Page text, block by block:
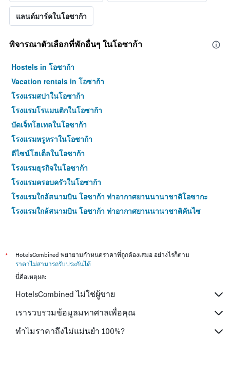
แลนด์มาร์คในโอซาก้า
พิจารณาตัวเลือกที่พักอื่นๆ ในโอซาก้า
Hostels in โอซาก้า
Vacation rentals in โอซาก้า
โรงแรมสปาในโอซาก้า
โรงแรมโรแมนติกในโอซาก้า
บัดเจ็ทโฮเทลในโอซาก้า
โรงแรมหรูหราในโอซาก้า
ดีไซน์โฮเต็ลในโอซาก้า
โรงแรมธุรกิจในโอซาก้า
โรงแรมครอบครัวในโอซาก้า
โรงแรมใกล้สนามบิน โอซาก้า ท่าอากาศยานนานาชาติโอซากะ
โรงแรมใกล้สนามบิน โอซาก้า ท่าอากาศยานนานาชาติคันไซ
*
HotelsCombined พยายามกำหนดราคาที่ถูกต้องเสมอ อย่างไรก็ตาม
ราคาไม่สามารถรับประกันได้
นี่คือเหตุผล:
HotelsCombined ไม่ใช่ผู้ขาย
เรารวบรวมข้อมูลมหาศาลเพื่อคุณ
ทำไมราคาถึงไม่แม่นยำ 100%?